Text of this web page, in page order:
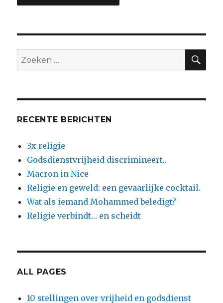
Zoeken
naar:
RECENTE BERICHTEN
3x religie
Godsdienstvrijheid discrimineert..
Macron in Nice
Religie en geweld: een gevaarlijke cocktail.
Wat als iemand Mohammed beledigt?
Religie verbindt… en scheidt
ALL PAGES
10 stellingen over vrijheid en godsdienst